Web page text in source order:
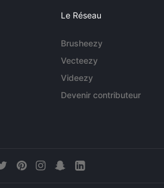
Le Réseau
Brusheezy
Vecteezy
Videezy
Devenir contributeur